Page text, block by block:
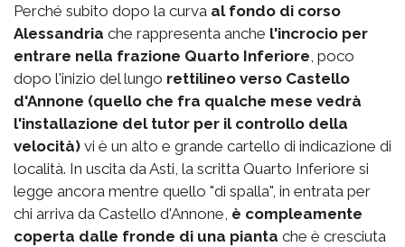
Perché subito dopo la curva al fondo di corso
Alessandria che rappresenta anche l'incrocio per
entrare nella frazione Quarto Inferiore , poco
dopo l'inizio del lungo rettilineo verso Castello
d'Annone (quello che fra qualche mese vedrà
l'installazione del tutor per il controllo della
velocità) vi è un alto e grande cartello di indicazione di
località. In uscita da Asti, la scritta Quarto Inferiore si
legge ancora mentre quello "di spalla", in entrata per
chi arriva da Castello d'Annone, è compleamente
coperta dalle fronde di una pianta che è cresciuta